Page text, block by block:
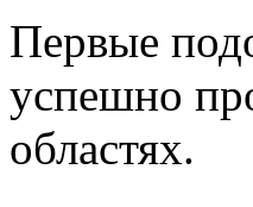
Первые
успешно
областях.